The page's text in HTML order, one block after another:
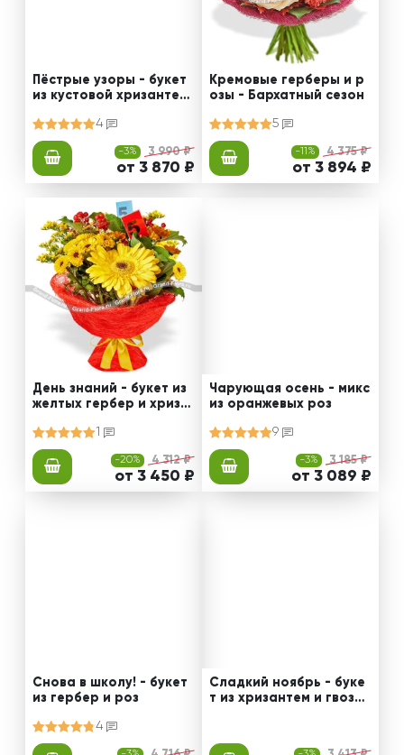
Пёстрые узоры - букет
из кустовой хризантем
4
-3% 3 990 ₽
от 3 870 ₽
Кремовые герберы и р
озы - Бархатный сезон
5
-11% 4 375 ₽
от 3 894 ₽
День знаний - букет из
желтых гербер и хриза
1
-20% 4 312 ₽
от 3 450 ₽
Чарующая осень - микс
из оранжевых роз
9
-3% 3 185 ₽
от 3 089 ₽
Снова в школу! - букет
из гербер и роз
4
Сладкий ноябрь - буке
т из хризантем и гвозди